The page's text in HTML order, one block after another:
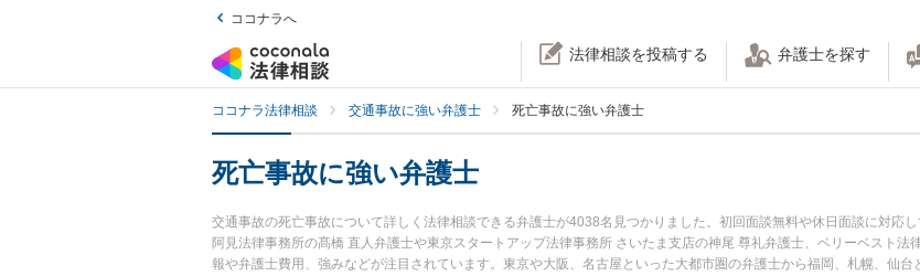
ココナラへ
法律相談を投稿する 弁護士を探す
ココナラ法律相談 交通事故に強い弁護士 死亡事故に強い弁護士
死亡事故に強い弁護士
交通事故の死亡事故について詳しく法律相談できる弁護士が4038名見つかりました。初回面談無料や休日面談に対応
阿見法律事務所の髙橋 直人弁護士や東京スタートアップ法律事務所 さいたま支店の神尾 尊礼弁護士、ベリーベスト
報や弁護士費用、強みなどが注目されています。東京や大阪、名古屋といった大都市圏の弁護士から福岡、札幌、仙